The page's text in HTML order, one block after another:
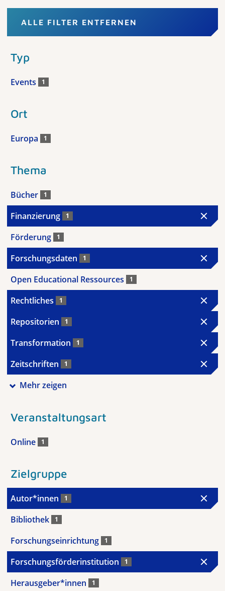
ALLE FILTER ENTFERNEN
Typ
Events 1
Ort
Europa 1
Thema
Bücher 1
Finanzierung 1
Förderung 1
Forschungsdaten 1
Open Educational Ressources 1
Rechtliches 1
Repositorien 1
Transformation 1
Zeitschriften 1
Mehr zeigen
Veranstaltungsart
Online 1
Zielgruppe
Autor*innen 1
Bibliothek 1
Forschungseinrichtung 1
Forschungsförderinstitution 1
Herausgeber*innen 1